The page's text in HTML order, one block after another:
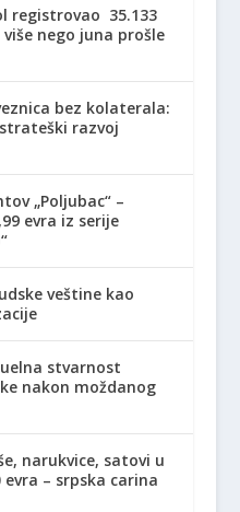
registrovao 35.133
nego juna prošle
bez kolaterala:
razvoj
„Poljubac“ –
evra iz serije
veštine kao
stvarnost
nakon moždanog
narukvice, satovi u
– srpska carina